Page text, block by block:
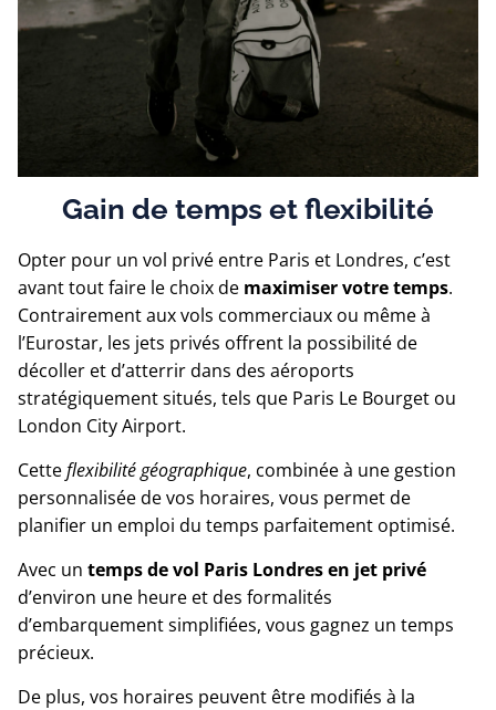
Gain de temps et flexibilité
Opter pour un vol privé entre Paris et Londres, c’est
avant tout faire le choix de maximiser votre temps.
Contrairement aux vols commerciaux ou même à
l’Eurostar, les jets privés offrent la possibilité de
décoller et d’atterrir dans des aéroports
stratégiquement situés, tels que Paris Le Bourget ou
London City Airport.
Cetteflexibilité géographique, combinée à une gestion
personnalisée de vos horaires, vous permet de
planifier un emploi du temps parfaitement optimisé.
Avec un temps de vol Paris Londres en jet privé
d’environ une heure et des formalités
d’embarquement simplifiées, vous gagnez un temps
précieux.
De plus, vos horaires peuvent être modifiés à la